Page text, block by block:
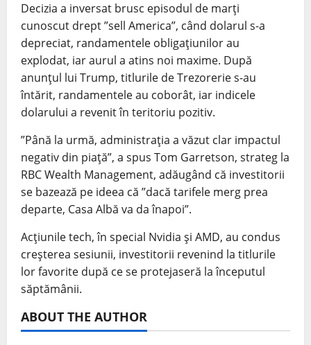
Decizia a inversat brusc episodul de marţi
cunoscut drept ”sell America”, când dolarul s-a
depreciat, randamentele obligaţiunilor au
explodat, iar aurul a atins noi maxime. După
anunţul lui Trump, titlurile de Trezorerie s-au
întărit, randamentele au coborât, iar indicele
dolarului a revenit în teritoriu pozitiv.
”Până la urmă, administraţia a văzut clar impactul
negativ din piaţă”, a spus Tom Garretson, strateg la
RBC Wealth Management, adăugând că investitorii
se bazează pe ideea că ”dacă tarifele merg prea
departe, Casa Albă va da înapoi”.
Acţiunile tech, în special Nvidia şi AMD, au condus
creşterea sesiunii, investitorii revenind la titlurile
lor favorite după ce se protejaseră la începutul
săptămânii.
ABOUT THE AUTHOR